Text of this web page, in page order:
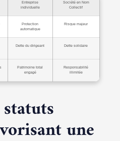
Entreprise
individuelle
Société en Nom
Collectif
Protection
automatique
Risque majeur
Dette du dirigeant Dette solidaire
Patrimoine total
engagé
Responsabilité
illimitée
une